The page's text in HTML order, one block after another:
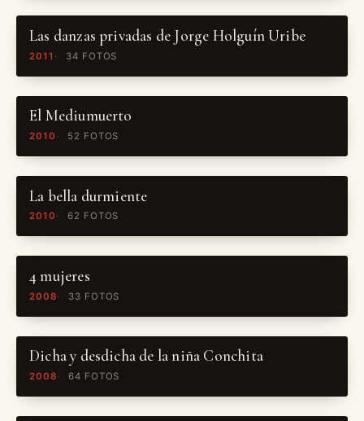
Las danzas privadas de Jorge Holguín Uribe
2011 34 FOTOS
El Mediumuerto
2010 52 FOTOS
La bella durmiente
2010 62 FOTOS
4 mujeres
2008 33 FOTOS
Dicha y desdicha de la niña Conchita
2008 64 FOTOS